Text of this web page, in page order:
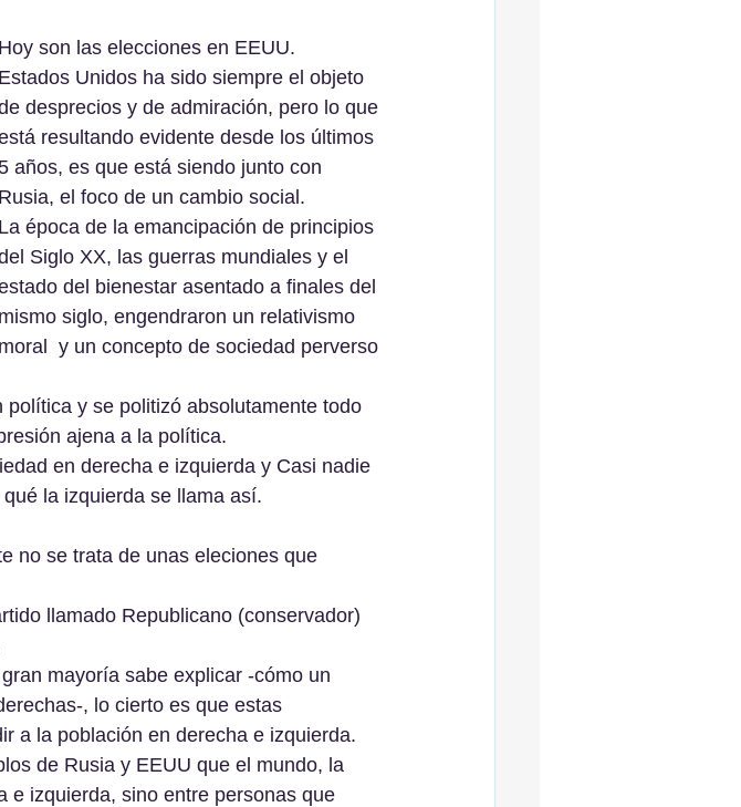
Hoy son las elecciones en EEUU.
Estados Unidos ha sido siempre el objeto
desprecios y de admiración, pero lo que
resultando evidente desde los últimos
años, es que está siendo junto con
Rusia, el foco de un cambio social.
La época de la emancipación de principios
Siglo XX, las guerras mundiales y el
del bienestar asentado a finales del
mismo siglo, engendraron un relativismo
moral  y un concepto de sociedad perverso
y se politizó absolutamente todo
ajena a la política.
en derecha e izquierda y Casi nadie
la izquierda se llama así.
no se trata de unas eleciones que
llamado Republicano (conservador)
mayoría sabe explicar -cómo un
, lo cierto es que estas
a la población en derecha e izquierda.
de Rusia y EEUU que el mundo, la
e izquierda, sino entre personas que